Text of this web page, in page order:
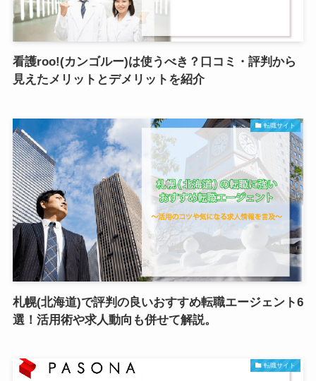
看護roo!(カンゴルー)は使うべき？口コミ・評判から
見えたメリットとデメリットを紹介
転職サイト
札幌(北海道)で評判の良いおすすめ転職エージェント6
選！活用術や求人動向も併せて解説。
転職サイト